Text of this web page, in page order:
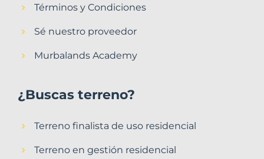
Términos y Condiciones
Sé nuestro proveedor
Murbalands Academy
¿Buscas terreno?
Terreno finalista de uso residencial
Terreno en gestión residencial